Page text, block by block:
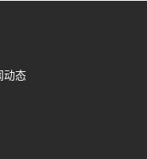
动态